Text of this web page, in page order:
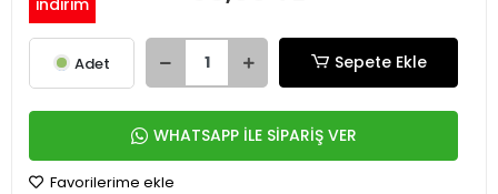
indirim
Adet Sepete Ekle
WHATSAPP İLE SİPARİŞ VER
Favorilerime ekle